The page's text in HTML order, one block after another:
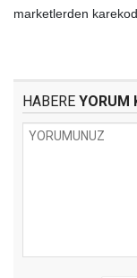
marketlerden
HABERE YORUM